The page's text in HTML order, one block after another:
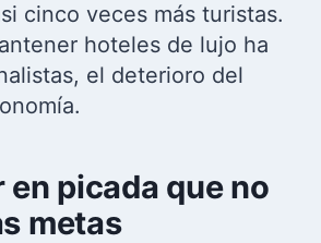
cinco veces más turistas.
hoteles de lujo ha
el deterioro del
en picada que no
metas